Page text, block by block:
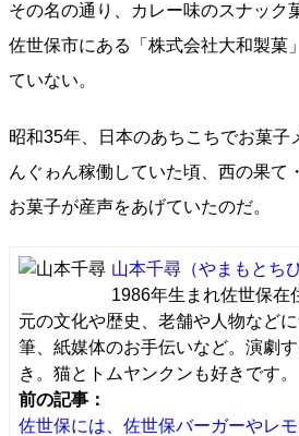
その名の通り、カレー味のスナック
佐世保市にある「株式会社大和製菓
ていない。
昭和35年、日本のあちこちでお菓子
んぐゎん稼働していた頃、西の果て
お菓子が産声をあげていたのだ。
山本千尋 （やまもとち
1986年生まれ佐世保在
元の文化や歴史、老舗や人物など
筆、紙媒体のお手伝いなど。演劇
き。猫とトムヤンクンも好きです。
前の記事：
佐世保には、佐世保バーガーやレ